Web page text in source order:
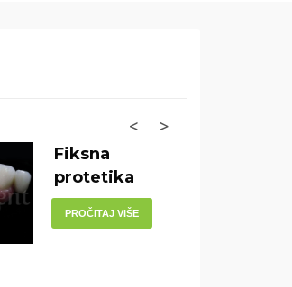
< >
Fiksna
protetika
PROČITAJ VIŠE